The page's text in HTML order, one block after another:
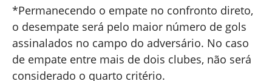
*Permanecendo o empate no confronto direto,
o desempate será pelo maior número de gols
assinalados no campo do adversário. No caso
de empate entre mais de dois clubes, não será
considerado o quarto critério.